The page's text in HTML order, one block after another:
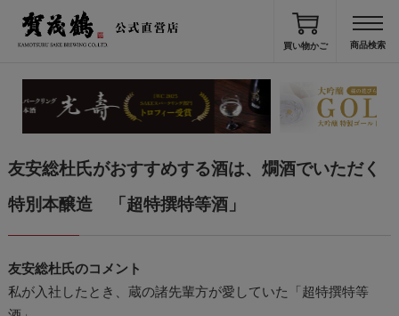
買い物かご
友安総杜氏がおすすめする酒は、燗酒でいただく
特別本醸造 「超特撰特等酒」
友安総杜氏のコメント
私が入社したとき、蔵の諸先輩方が愛していた「超特撰特等